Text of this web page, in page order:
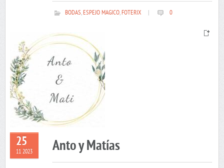
BODAS,ESPEJO MAGICO,FOTERIX 0
25
11 2023 Anto y Matías